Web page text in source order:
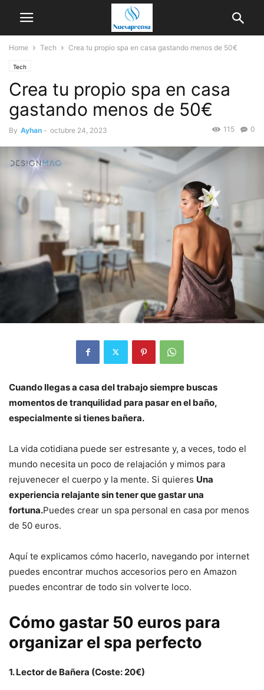
Home Tech Crea tu propio spa en casa gastando menos de 50€
Tech
Crea tu propio spa en casa
gastando menos de 50€
By Ayhan - octubre 24, 2023 0
115
Cuando llegas a casa del trabajo siempre buscas
momentos de tranquilidad para pasar en el baño,
especialmente si tienes bañera.
La vida cotidiana puede ser estresante y, a veces, todo el
mundo necesita un poco de relajación y mimos para
rejuvenecer el cuerpo y la mente. Si quieres Una
experiencia relajante sin tener que gastar una
fortuna.Puedes crear un spa personal en casa por menos
de 50 euros.
Aquí te explicamos cómo hacerlo, navegando por internet
puedes encontrar muchos accesorios pero en Amazon
puedes encontrar de todo sin volverte loco.
Cómo gastar 50 euros para
organizar el spa perfecto
1. Lector de Bañera (Coste: 20€)